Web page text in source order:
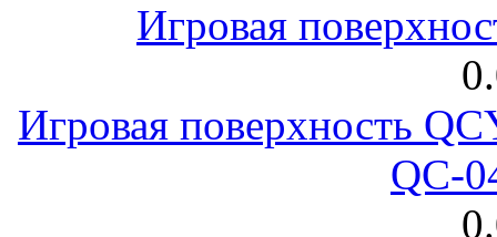
Игровая
Игровая поверхность
QC-